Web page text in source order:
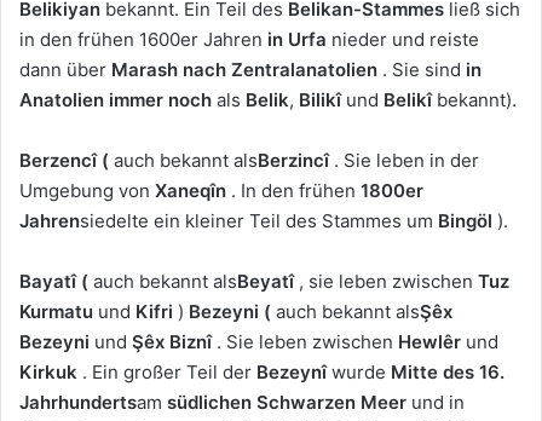
Belikiyan bekannt. Ein Teil des Belikan-Stammes ließ sich
in den frühen 1600er Jahren in Urfa nieder und reiste
dann über Marash nach Zentralanatolien . Sie sind in
Anatolien immer noch als Belik, Bilikî und Belikî bekannt).
Berzencî ( auch bekannt alsBerzincî . Sie leben in der
Umgebung von Xaneqîn . In den frühen 1800er
Jahrensiedelte ein kleiner Teil des Stammes um Bingöl ).
Bayatî ( auch bekannt alsBeyatî , sie leben zwischen Tuz
Kurmatu und Kifri ) Bezeyni ( auch bekannt alsŞêx
Bezeyni und Şêx Biznî . Sie leben zwischen Hewlêr und
Kirkuk . Ein großer Teil der Bezeynîwurde Mitte des 16.
Jahrhundertsam südlichen Schwarzen Meer und in